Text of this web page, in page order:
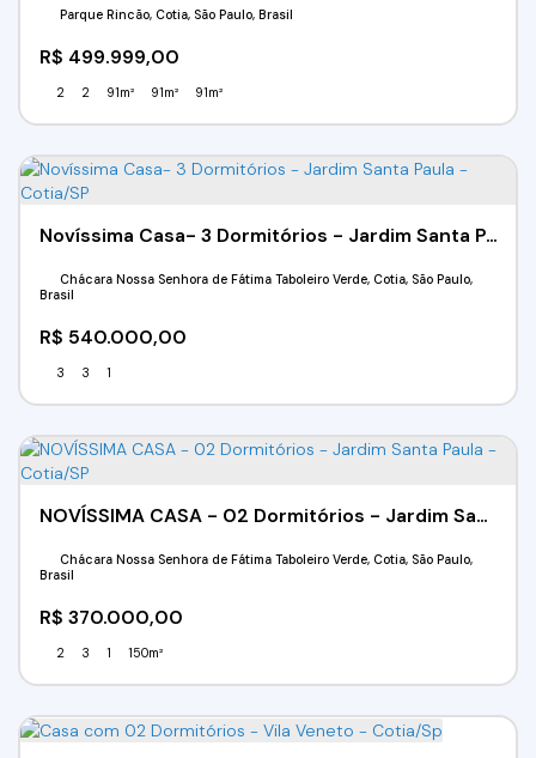
R$ 499.999,00
Parque Rincão, Cotia, São Paulo, Brasil
2 2 91m² 91m² 91m²
Novíssima Casa- 3 Dormitórios - Jardim Santa Paula - Cotia/SP
R$ 540.000,00
Chácara Nossa Senhora de Fátima Taboleiro Verde, Cotia, São Paulo,
Brasil
3 3 1
NOVÍSSIMA CASA - 02 Dormitórios - Jardim Santa Paula - Cotia/SP
R$ 370.000,00
Chácara Nossa Senhora de Fátima Taboleiro Verde, Cotia, São Paulo,
Brasil
2 3 1 150m²